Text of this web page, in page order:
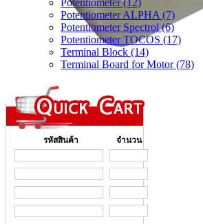
Potentiometer (12)
Potentiometer ALPHA (7)
Potentiometer Spectrol (6)
Potentiometer TOCOS (17)
Terminal Block (14)
Terminal Board for Motor (78)
รหัสสินค้า จำนวน